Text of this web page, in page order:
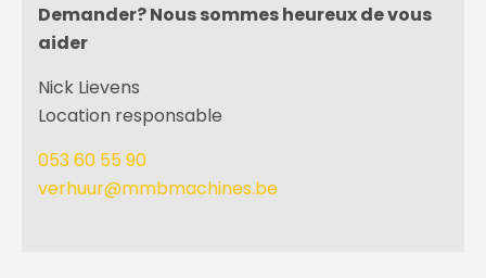
Demander? Nous sommes heureux de vous
aider
Nick Lievens
Location responsable
053 60 55 90
verhuur@mmbmachines.be